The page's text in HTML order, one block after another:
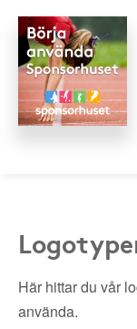
Här hittar du vår
använda.